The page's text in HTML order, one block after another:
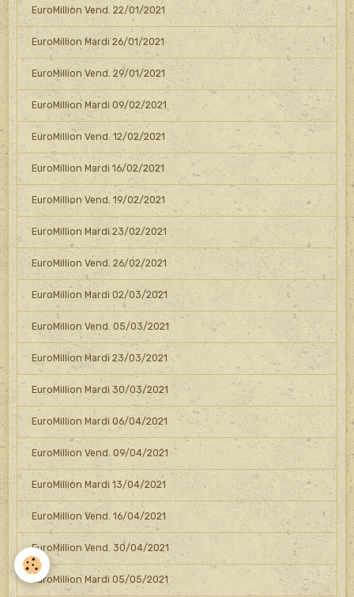
EuroMillion Vend. 22/01/2021
EuroMillion Mardi 26/01/2021
EuroMillion Vend. 29/01/2021
EuroMillion Mardi 09/02/2021
EuroMillion Vend. 12/02/2021
EuroMillion Mardi 16/02/2021
EuroMillion Vend. 19/02/2021
EuroMillion Mardi 23/02/2021
EuroMillion Vend. 26/02/2021
EuroMillion Mardi 02/03/2021
EuroMillion Vend. 05/03/2021
EuroMillion Mardi 23/03/2021
EuroMillion Mardi 30/03/2021
EuroMillion Mardi 06/04/2021
EuroMillion Vend. 09/04/2021
EuroMillion Mardi 13/04/2021
EuroMillion Vend. 16/04/2021
EuroMillion Vend. 30/04/2021
EuroMillion Mardi 05/05/2021